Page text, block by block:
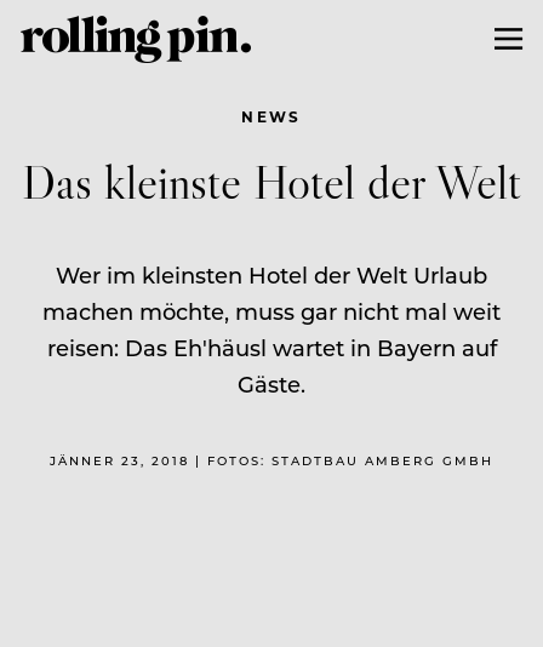
NEWS
Das kleinste Hotel der Welt
Wer im kleinsten Hotel der Welt Urlaub
machen möchte, muss gar nicht mal weit
reisen: Das Eh'häusl wartet in Bayern auf
Gäste.
JÄNNER 23, 2018 | FOTOS: STADTBAU AMBERG GMBH